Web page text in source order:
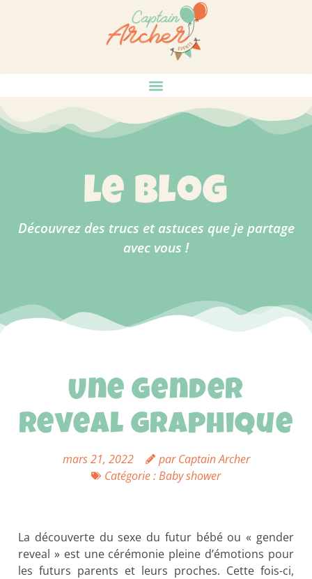
le blog
Découvrez des trucs et astuces que je partage
avec vous !
Une gender
reveal graphique
mars 21, 2022 parCaptain Archer
Catégorie :Baby shower
La découverte du sexe du futur bébé ou « gender
reveal » est une cérémonie pleine d’émotions pour
les futurs parents et leurs proches. Cette fois-ci,